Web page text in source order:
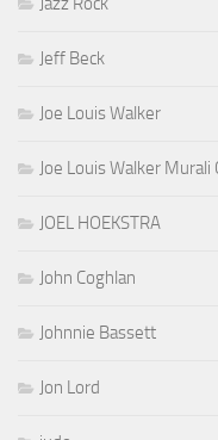
Jeff Beck
Joe Louis Walker
Joe Louis Walker
JOEL HOEKSTRA
John Coghlan
Johnnie Bassett
Jon Lord